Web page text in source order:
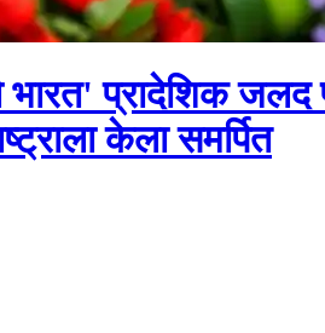
भारत' प्रादेशिक
केला समर्पित